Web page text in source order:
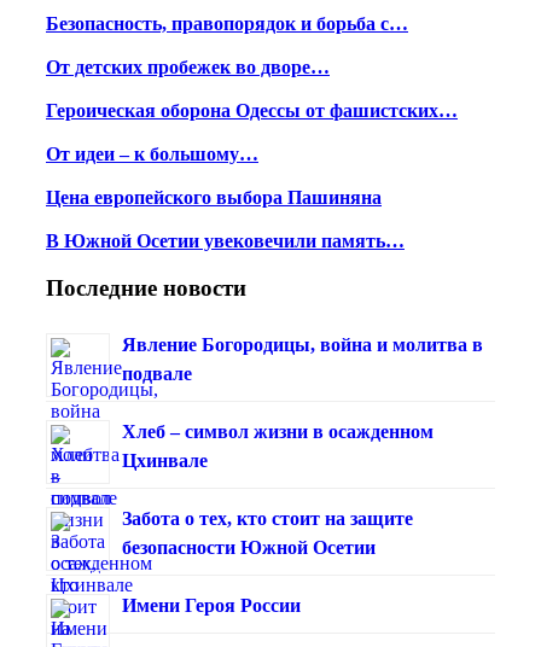
Безопасность, правопорядок и борьба с…
От детских пробежек во дворе…
Героическая оборона Одессы от фашистских…
От идеи – к большому…
Цена европейского выбора Пашиняна
В Южной Осетии увековечили память…
Последние новости
Явление Богородицы, война и молитва в
подвале
Хлеб – символ жизни в осажденном
Цхинвале
Забота о тех, кто стоит на защите
безопасности Южной Осетии
Имени Героя России